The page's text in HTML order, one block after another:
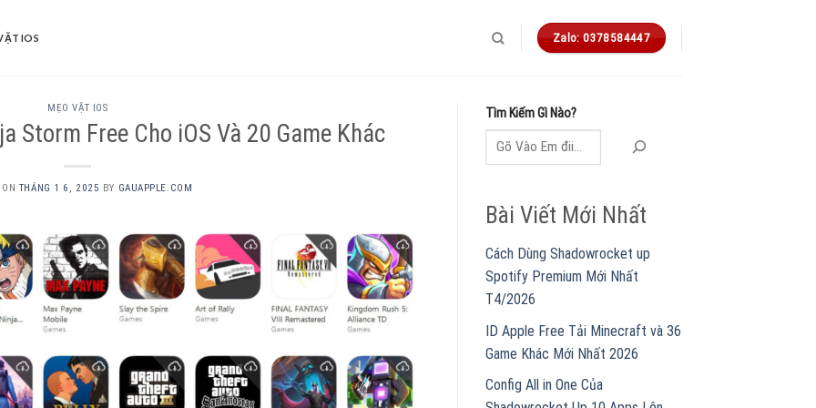
IOS Zalo: 0378584447
MẸO VẶT IOS
Storm Free Cho iOS Và 20 Game Khác
THÁNG 1 6, 2025 BY GAUAPPLE.COM
Tìm Kiếm Gì Nào?
Bài Viết Mới Nhất
Cách Dùng Shadowrocket up
Spotify Premium Mới Nhất
T4/2026
ID Apple Free Tải Minecraft và 36
Game Khác Mới Nhất 2026
Config All in One Của